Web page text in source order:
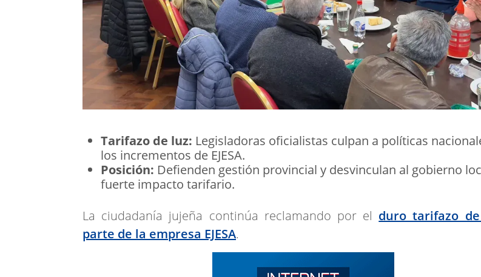
Tarifazo de luz: Legisladoras oficialistas culpan a políticas
los incrementos de EJESA.
Posición: Defienden gestión provincial y desvinculan al gobierno
fuerte impacto tarifario.
La ciudadanía jujeña continúa reclamando por el duro tarifazo
parte de la empresa EJESA.